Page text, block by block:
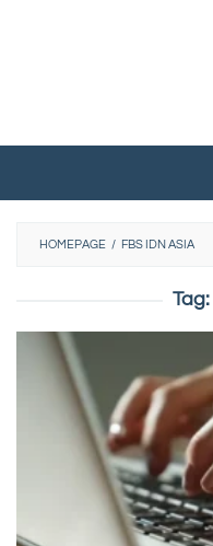
HOMEPAGE / FBS IDN ASIA
Tag: